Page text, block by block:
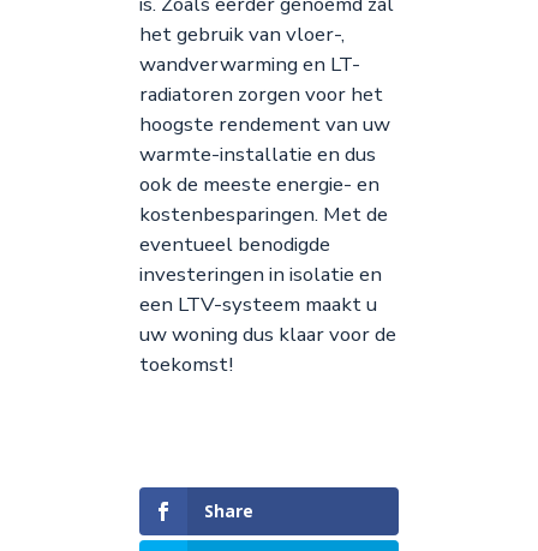
het gebruik van vloer-,
wandverwarming en LT-
radiatoren zorgen voor het
hoogste rendement van uw
warmte-installatie en dus
ook de meeste energie- en
kostenbesparingen. Met de
eventueel benodigde
investeringen in isolatie en
een LTV-systeem maakt u
uw woning dus klaar voor de
toekomst!
Share